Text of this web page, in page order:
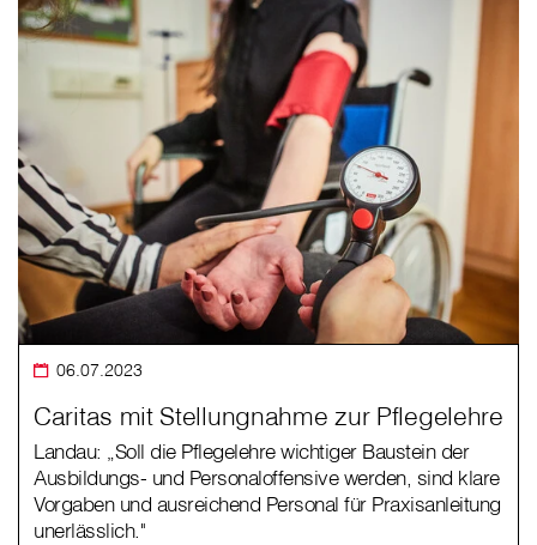
06.07.2023
Caritas mit Stellungnahme zur Pflegelehre
Landau: „Soll die Pflegelehre wichtiger Baustein der
Ausbildungs- und Personaloffensive werden, sind klare
Vorgaben und ausreichend Personal für Praxisanleitung
unerlässlich."